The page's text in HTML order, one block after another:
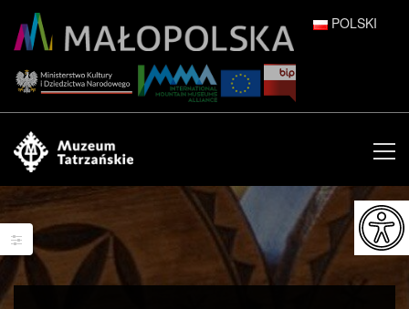
POLSKI
ENGLISH
ESPAÑOL
FRANÇAIS
ITALIANO